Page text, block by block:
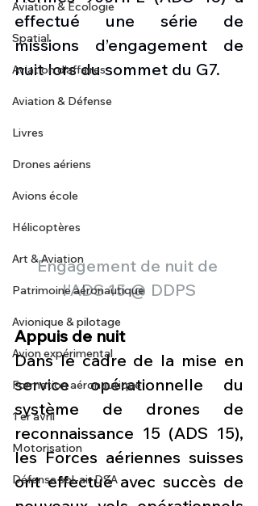
Aviation & Ecologie
Spatial
Aviation d'affaires
Aviation & Défense
Livres
Drones aériens
Avions école
Hélicoptères
Art & Aviation
Patrimoine aéronautique
Avionique & pilotage
Avion expérimental
Formation aéronautique
1 er avril
Motorisation
Défense sol-air DSA
effectué une série de
missions d’engagement de
nuit lors du sommet du G7.
Engagement de nuit de
l'ADS 15 @ DDPS
Appuis de nuit
Dans le cadre de la mise en
service opérationnelle du
système de drones de
reconnaissance 15 (ADS 15),
les Forces aériennes suisses
ont effectué avec succès de